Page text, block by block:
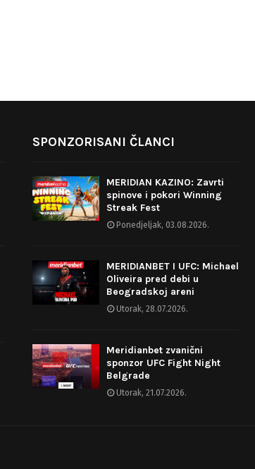
SPONZORISANI ČLANCI
MERIDIAN KAZINO: Zavrti
spinove i pokori Winning
Streak Fest
Ponedjeljak, 03.08.2026.
MERIDIANBET I UFC: Michael
Oliveira pred debi u
Beogradskoj areni
Utorak, 28.07.2026.
Meridianbet zvanični
sponzor UFC Fight Night
Belgrade
Utorak, 21.07.2026.